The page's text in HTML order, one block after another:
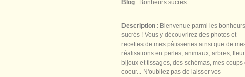
Blog : Bonheurs sucrés
Description : Bienvenue parmi les bonheurs
sucrés ! Vous y découvrirez des photos et
recettes de mes pâtisseries ainsi que de
réalisations en perles, animaux, arbres,
bijoux et tissages, des schémas, mes coups
coeur... N'oubliez pas de laisser vos